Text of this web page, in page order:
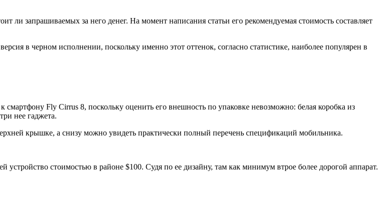
ли запрашиваемых за него денег. На момент написания статьи его рекомендуемая стоимость составляет
в черном исполнении, поскольку именно этот оттенок, согласно статистике, наиболее популярен в
Fly Cirrus 8, поскольку оценить его внешность по упаковке невозможно: белая коробка из
нее гаджета.
крышке, а снизу можно увидеть практически полный перечень спецификаций мобильника.
устройство стоимостью в районе $100. Судя по ее дизайну, там как минимум втрое более дорогой аппарат.